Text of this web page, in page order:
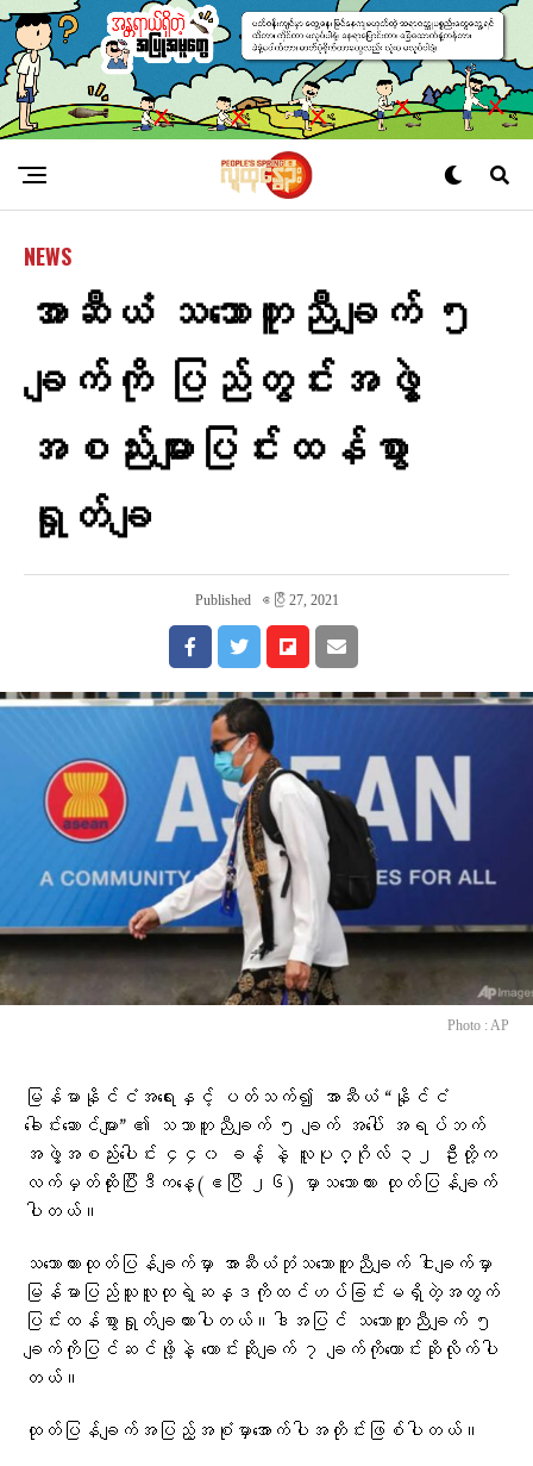
NEWS
အာဆီယံ သ​ဘောတူညီချက် ၅
ချက်ကို ပြည်တွင်းအဖွဲ့
အစည်းများပြင်းထန်စွာ
ရှုတ်ချ
Published ဧပြီ 27, 2021
Photo : AP
မြန်မာနိုင်ငံအရေးနှင့် ပတ်သက်၍ အာဆီယံ “နိုင်ငံ
ခေါင်းဆောင်များ” ၏ သဘာတူညီချက် ၅ ချက် အပေါ် အရပ်ဘက်
အဖွဲ့အစည်း​ပေါင်း ၄၄၀ ခန့် နဲ့ လူပုဂ္ဂိုလ် ၃၂ ဦးတို့က
လက်မှတ်ထိုးပြီးဒီ​ကနေ့(ဧပြီ ၂၆) မှာသဘောထား ထုတ်ပြန်ချက်
ပါတယ်။
သ​ဘောထားထုတ်ပြန်ချက်မှာ အာဆီယံဘုံသ​ဘောတူညီချက် ငါးချက်မှာ
မြန်မာပြည်သူလူထုရဲ့ဆန္ဒကိုထင်ဟပ်ခြင်းမရှိတဲ့အတွက်
ပြင်းထန်စွာရှုတ်ချထားပါတယ်။ဒါအပြင် သ​ဘောတူညီချက် ၅
ချက်ကိုပြင်ဆင်ဖို့နဲ့ ​တောင်းဆိုချက် ၇ ချက်ကို​တောင်းဆိုလိုက်ပါ
တယ်။
ထုတ်ပြန်ချက်အပြည့်အစုံမှာ​အောက်ပါအတိုင်းဖြစ်ပါတယ်။